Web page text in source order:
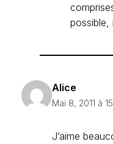
possible,
Alice
Mai 8, 2011 à
J’aime